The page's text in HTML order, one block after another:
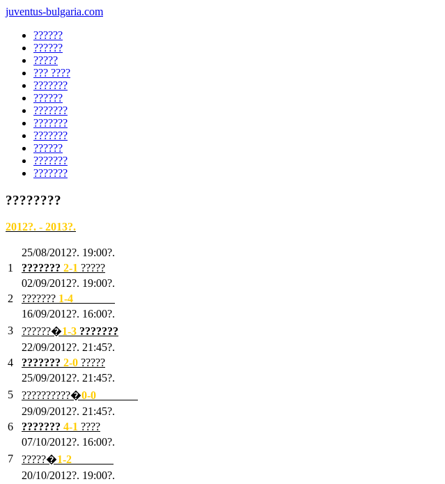
juventus-bulgaria.com
??????
??????
?????
??? ????
???????
??????
???????
???????
???????
??????
???????
???????
????????
2012?. - 2013?.
25/08/2012?. 19:00?.
1
??????? 2-1 ?????
02/09/2012?. 19:00?.
2
??????? 1-4
16/09/2012?. 16:00?.
3
??????�1-3 ???????
22/09/2012?. 21:45?.
4
??????? 2-0 ?????
25/09/2012?. 21:45?.
5
??????????�0-0
29/09/2012?. 21:45?.
6
??????? 4-1 ????
07/10/2012?. 16:00?.
7
?????�1-2
20/10/2012?. 19:00?.